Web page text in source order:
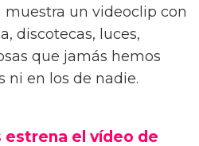
muestra un videoclip con
discotecas, luces,
que jamás hemos
ni en los de nadie.
estrena el vídeo de